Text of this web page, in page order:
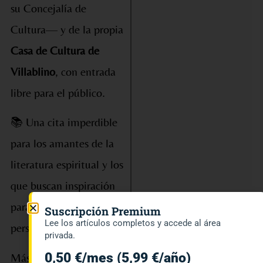
su Concejalía de
Cultura— y de la propia
Casa de Cultura de
Villablino, con entrada
libre para el público.
📚 Una cita imperdible
para los amantes de la
literatura espiritual y los
que buscan inspiración
para su desarrollo
personal.
Más información y
Suscripción Premium
Lee los artículos completos y accede al área
privada.
0,50 €/mes (5,99 €/año)